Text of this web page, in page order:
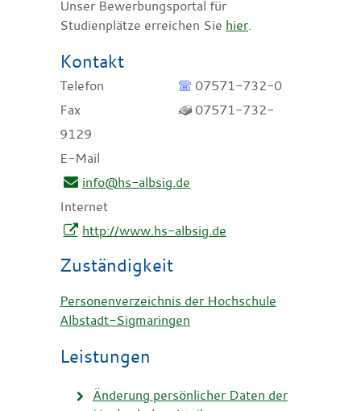
Unser Bewerbungsportal für
Studienplätze erreichen Sie hier.
Kontakt
Telefon
07571-732-0
Fax
07571-732-
9129
E-Mail
info@hs-albsig.de
Internet
http://www.hs-albsig.de
Zuständigkeit
Personenverzeichnis der Hochschule
Albstadt-Sigmaringen
Leistungen
Änderung persönlicher Daten der